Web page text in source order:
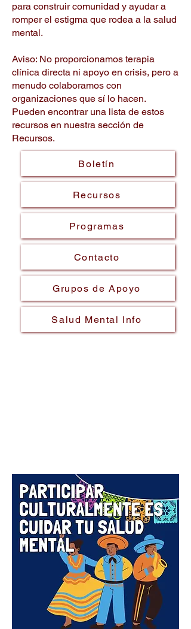
para construir comunidad y ayudar a
romper el estigma que rodea a la salud
mental.
Aviso: No proporcionamos terapia
clínica directa ni apoyo en crisis, pero a
menudo colaboramos con
organizaciones que sí lo hacen.
Pueden encontrar una lista de estos
recursos en nuestra sección de
Recursos.
Boletín
Recursos
Programas
Contacto
Grupos de Apoyo
Salud Mental Info